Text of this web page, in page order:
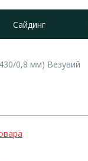
Сайдинг
0,8 мм) Везувий